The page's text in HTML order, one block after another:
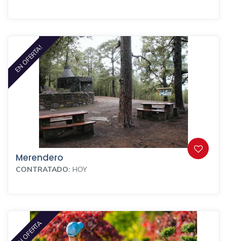
EN OFERTA!
Merendero
CONTRATADO: HOY
EN OFERTA